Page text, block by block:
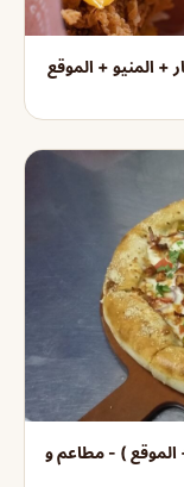
المنيو + الموقع
الموقع ) - مطاعم و